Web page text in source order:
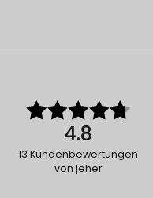
4.8
13 Kundenbewertungen
von jeher